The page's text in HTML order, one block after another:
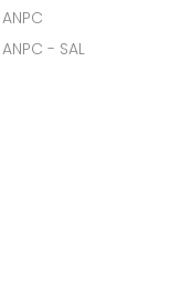
ANPC
ANPC - SAL